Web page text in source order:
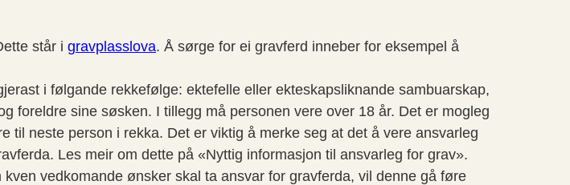
står i gravplasslova. Å sørge for ei gravferd inneber for eksempel å
i følgande rekkefølge: ektefelle eller ekteskapsliknande sambuarskap,
foreldre sine søsken. I tillegg må personen vere over 18 år. Det er mogleg
til neste person i rekka. Det er viktig å merke seg at det å vere ansvarleg
Les meir om dette på «Nyttig informasjon til ansvarleg for grav».
vedkomande ønsker skal ta ansvar for gravferda, vil denne gå føre